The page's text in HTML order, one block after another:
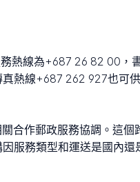
熱線為+687 26 82 00，
熱線+687 262 927也可
合作郵政服務協調。這個
服務類型和運送是國內還